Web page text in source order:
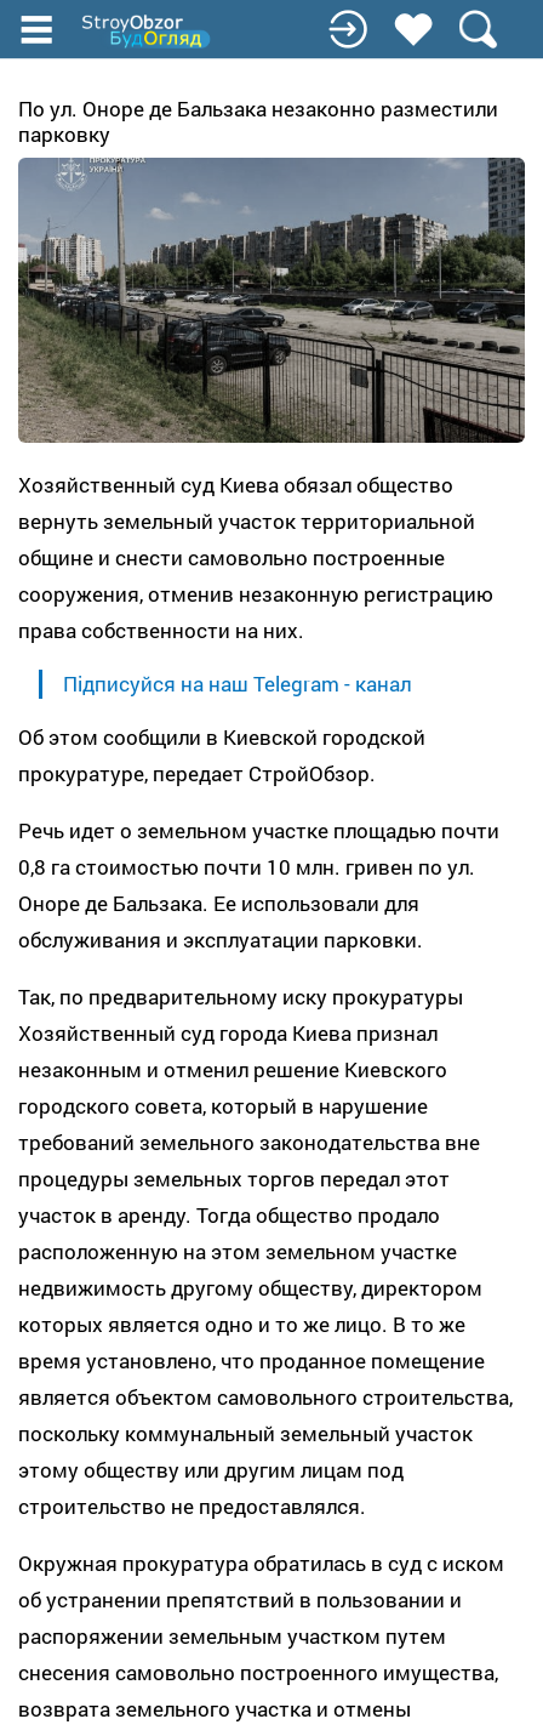
Перейти
содержанию
По ул. Оноре де Бальзака незаконно разместили
парковку
Хозяйственный суд Киева обязал общество
вернуть земельный участок территориальной
общине и снести самовольно построенные
сооружения, отменив незаконную регистрацию
права собственности на них.
Підписуйся на наш Telegram - канал
Об этом сообщили в Киевской городской
прокуратуре, передает СтройОбзор.
Речь идет о земельном участке площадью почти
0,8 га стоимостью почти 10 млн. гривен по ул.
Оноре де Бальзака. Ее использовали для
обслуживания и эксплуатации парковки.
Так, по предварительному иску прокуратуры
Хозяйственный суд города Киева признал
незаконным и отменил решение Киевского
городского совета, который в нарушение
требований земельного законодательства вне
процедуры земельных торгов передал этот
участок в аренду. Тогда общество продало
расположенную на этом земельном участке
недвижимость другому обществу, директором
которых является одно и то же лицо. В то же
время установлено, что проданное помещение
является объектом самовольного строительства,
поскольку коммунальный земельный участок
этому обществу или другим лицам под
строительство не предоставлялся.
Окружная прокуратура обратилась в суд с иском
об устранении препятствий в пользовании и
распоряжении земельным участком путем
снесения самовольно построенного имущества,
возврата земельного участка и отмены